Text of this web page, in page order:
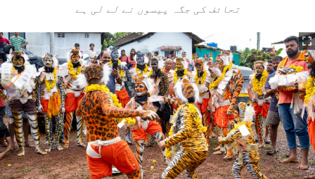
تحائف کی جگہ پیسوں نے لے لی ہے